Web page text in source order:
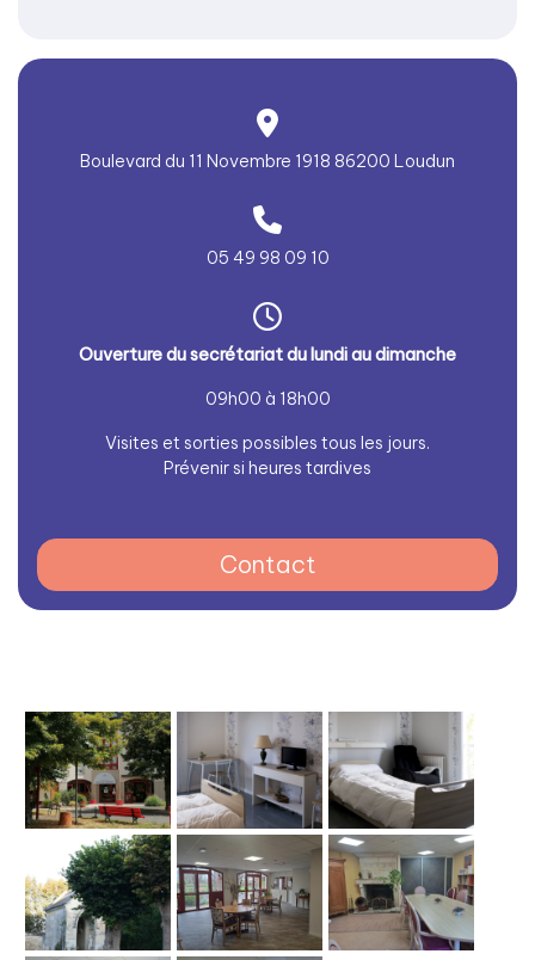
Boulevard du 11 Novembre 1918 86200 Loudun
05 49 98 09 10
Ouverture du secrétariat du lundi au dimanche
09h00 à 18h00
Visites et sorties possibles tous les jours.
Prévenir si heures tardives
Contact